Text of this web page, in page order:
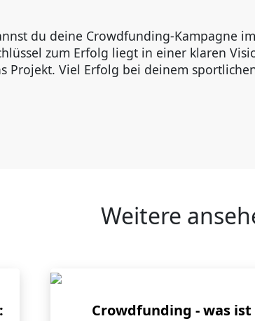
du deine Crowdfunding-Kampagne
zum Erfolg liegt in einer klaren
Projekt. Viel Erfolg bei deinem
Weitere
Crowdfunding - was ist